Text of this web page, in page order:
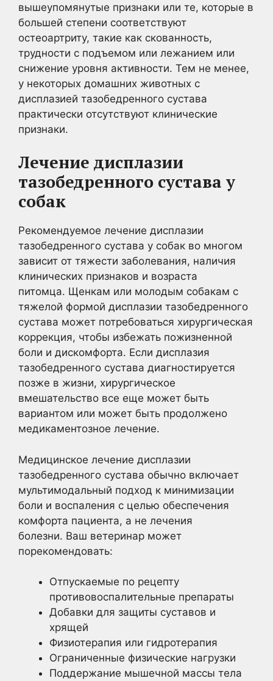
вышеупомянутые признаки или те, которые в
большей степени соответствуют
остеоартриту, такие как скованность,
трудности с подъемом или лежанием или
снижение уровня активности. Тем не менее,
у некоторых домашних животных с
дисплазией тазобедренного сустава
практически отсутствуют клинические
признаки.
Лечение дисплазии
тазобедренного сустава у
собак
Рекомендуемое лечение дисплазии
тазобедренного сустава у собак во многом
зависит от тяжести заболевания, наличия
клинических признаков и возраста
питомца. Щенкам или молодым собакам с
тяжелой формой дисплазии тазобедренного
сустава может потребоваться хирургическая
коррекция, чтобы избежать пожизненной
боли и дискомфорта. Если дисплазия
тазобедренного сустава диагностируется
позже в жизни, хирургическое
вмешательство все еще может быть
вариантом или может быть продолжено
медикаментозное лечение.
Медицинское лечение дисплазии
тазобедренного сустава обычно включает
мультимодальный подход к минимизации
боли и воспаления с целью обеспечения
комфорта пациента, а не лечения
болезни. Ваш ветеринар может
порекомендовать:
Отпускаемые по рецепту
противовоспалительные препараты
Добавки для защиты суставов и
хрящей
Физиотерапия или гидротерапия
Ограниченные физические нагрузки
Поддержание мышечной массы тела